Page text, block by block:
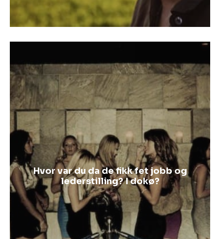
Hvor var du da de fikk fet jobb og
lederstilling? I dokø?